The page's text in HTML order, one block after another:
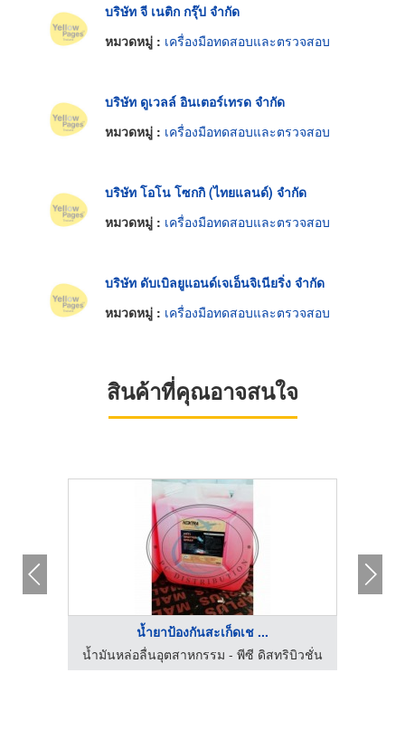
บริษัท จี เนติก กรุ๊ป จำกัด
หมวดหมู่ : เครื่องมือทดสอบและตรวจสอบ
บริษัท ดูเวลล์ อินเตอร์เทรด จำกัด
หมวดหมู่ : เครื่องมือทดสอบและตรวจสอบ
บริษัท โอโน โซกกิ (ไทยแลนด์) จำกัด
หมวดหมู่ : เครื่องมือทดสอบและตรวจสอบ
บริษัท ดับเบิลยูแอนด์เจเอ็นจิเนียริ่ง จำกัด
หมวดหมู่ : เครื่องมือทดสอบและตรวจสอบ
สินค้าที่คุณอาจสนใจ
น้ำยาป้องกันสะเก็ดเช ...
น้ำมันหล่อลื่นอุตสาหกรรม - พีซี ดิสทริบิวชั่น